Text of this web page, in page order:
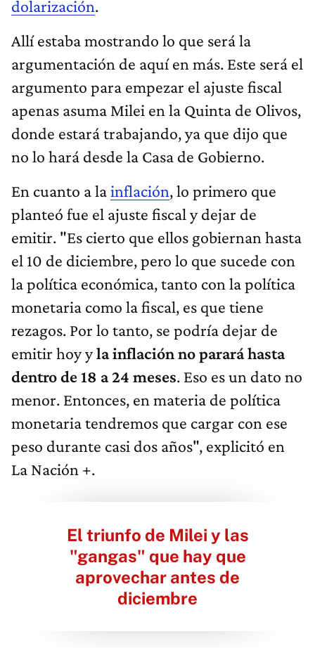
dolarización.
Allí estaba mostrando lo que será la
argumentación de aquí en más. Este será el
argumento para empezar el ajuste fiscal
apenas asuma Milei en la Quinta de Olivos,
donde estará trabajando, ya que dijo que
no lo hará desde la Casa de Gobierno.
En cuanto a lainflación, lo primero que
planteó fue el ajuste fiscal y dejar de
emitir. "Es cierto que ellos gobiernan hasta
el 10 de diciembre, pero lo que sucede con
la política económica, tanto con la política
monetaria como la fiscal, es que tiene
rezagos. Por lo tanto, se podría dejar de
emitir hoy yla inflación no pararáhasta
dentro de 18 a 24 meses. Eso es un dato no
menor. Entonces, en materia de política
monetaria tendremos que cargar con ese
peso durante casi dos años", explicitó en
La Nación +.
El triunfo de Milei y las
"gangas" que hay que
aprovechar antes de
diciembre